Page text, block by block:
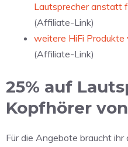
Lautsprecher anstatt
(Affiliate-Link)
weitere HiFi
(Affiliate-Link)
25% auf
Kopfhörer
Für die Angebote braucht ihr